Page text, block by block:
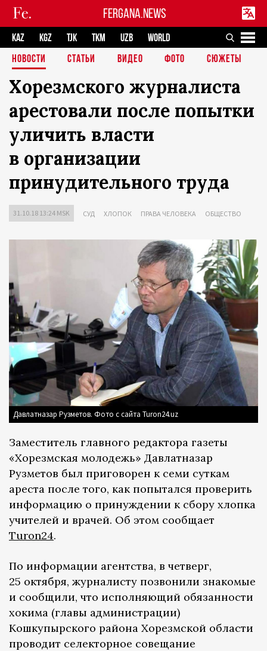
FERGANA.NEWS
KAZ KGZ TJK TKM UZB
WORLD
НОВОСТИ
СТАТЬИ ВИДЕО ФОТО СЮЖЕТЫ
Хорезмского журналиста
арестовали после попытки
уличить власти
в организации
принудительного труда
31.10.18 13:24 MSK СУД ХЛОПОК ПРАВА ЧЕЛОВЕКА ОБЩЕСТВО
Давлатназар Рузметов. Фото с сайта Turon24.uz
Заместитель главного редактора газеты
«Хорезмская молодежь» Давлатназар
Рузметов был приговорен к семи суткам
ареста после того, как попытался проверить
информацию о принуждении к сбору хлопка
учителей и врачей. Об этом сообщает
Turon24.
По информации агентства, в четверг,
25 октября, журналисту позвонили знакомые
и сообщили, что исполняющий обязанности
хокима (главы администрации)
Кошкупырского района Хорезмской области
проводит селекторное совещание